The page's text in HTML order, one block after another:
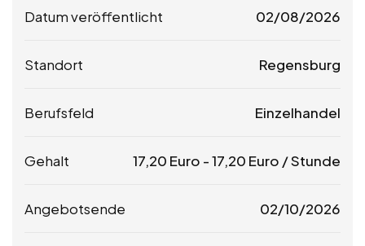
Datum veröffentlicht 02/08/2026
Standort Regensburg
Berufsfeld Einzelhandel
Gehalt 17,20 Euro -17,20 Euro / Stunde
Angebotsende 02/10/2026